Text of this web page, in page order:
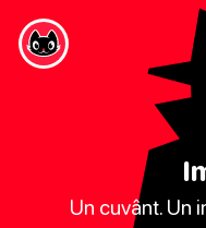
Un cuvânt. Un